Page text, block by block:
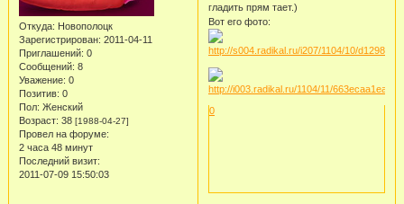
Откуда: Новополоцк
Зарегистрирован: 2011-04-11
Приглашений: 0
Сообщений: 8
Уважение: 0
Позитив: 0
Пол: Женский
Возраст: 38 [1988-04-27]
Провел на форуме:
2 часа 48 минут
Последний визит:
2011-07-09 15:50:03
гладить прям тает.)
Вот его фото:
0